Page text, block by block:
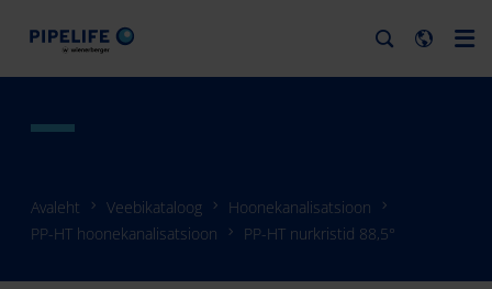
Avaleht Veebikataloog
Hoonekanalisatsioon
PP-HT hoonekanalisatsioon
PP-HT nurkristid 88,5°